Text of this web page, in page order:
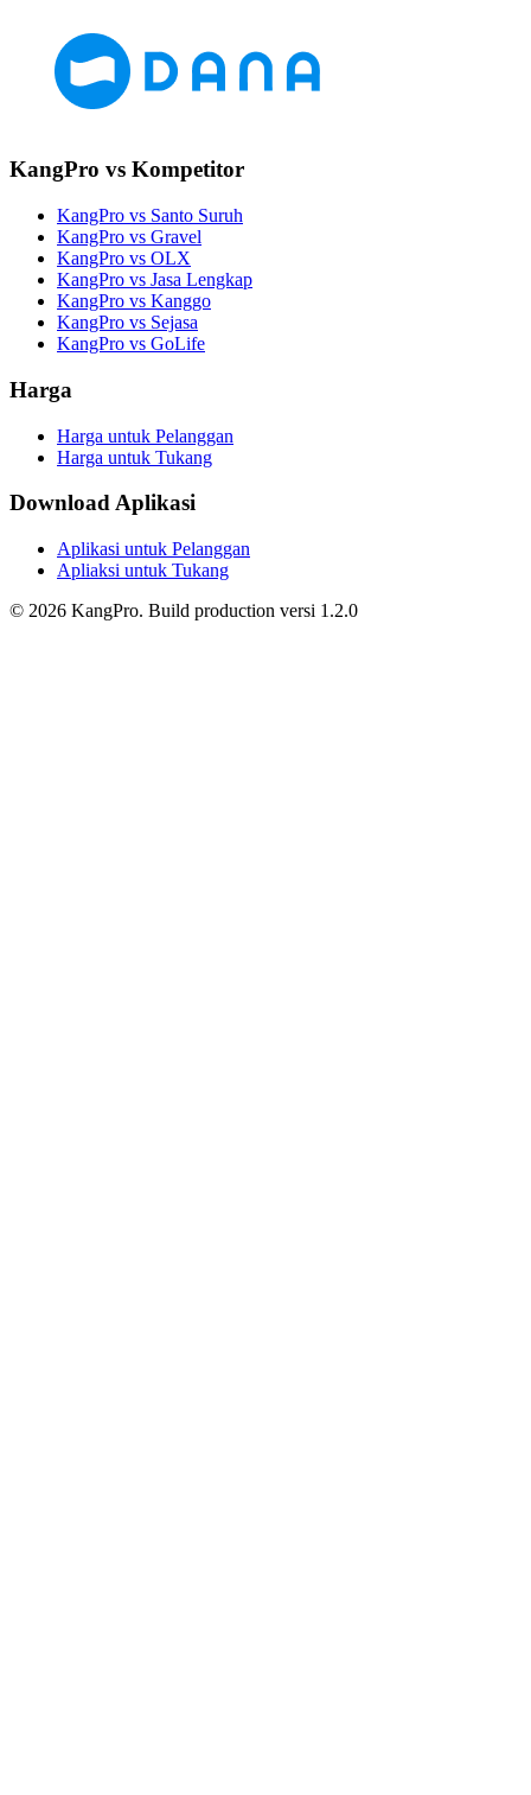
KangPro vs Kompetitor
KangPro vs Santo Suruh
KangPro vs Gravel
KangPro vs OLX
KangPro vs Jasa Lengkap
KangPro vs Kanggo
KangPro vs Sejasa
KangPro vs GoLife
Harga
Harga untuk Pelanggan
Harga untuk Tukang
Download Aplikasi
Aplikasi untuk Pelanggan
Apliaksi untuk Tukang
© 2026 KangPro. Build production versi 1.2.0